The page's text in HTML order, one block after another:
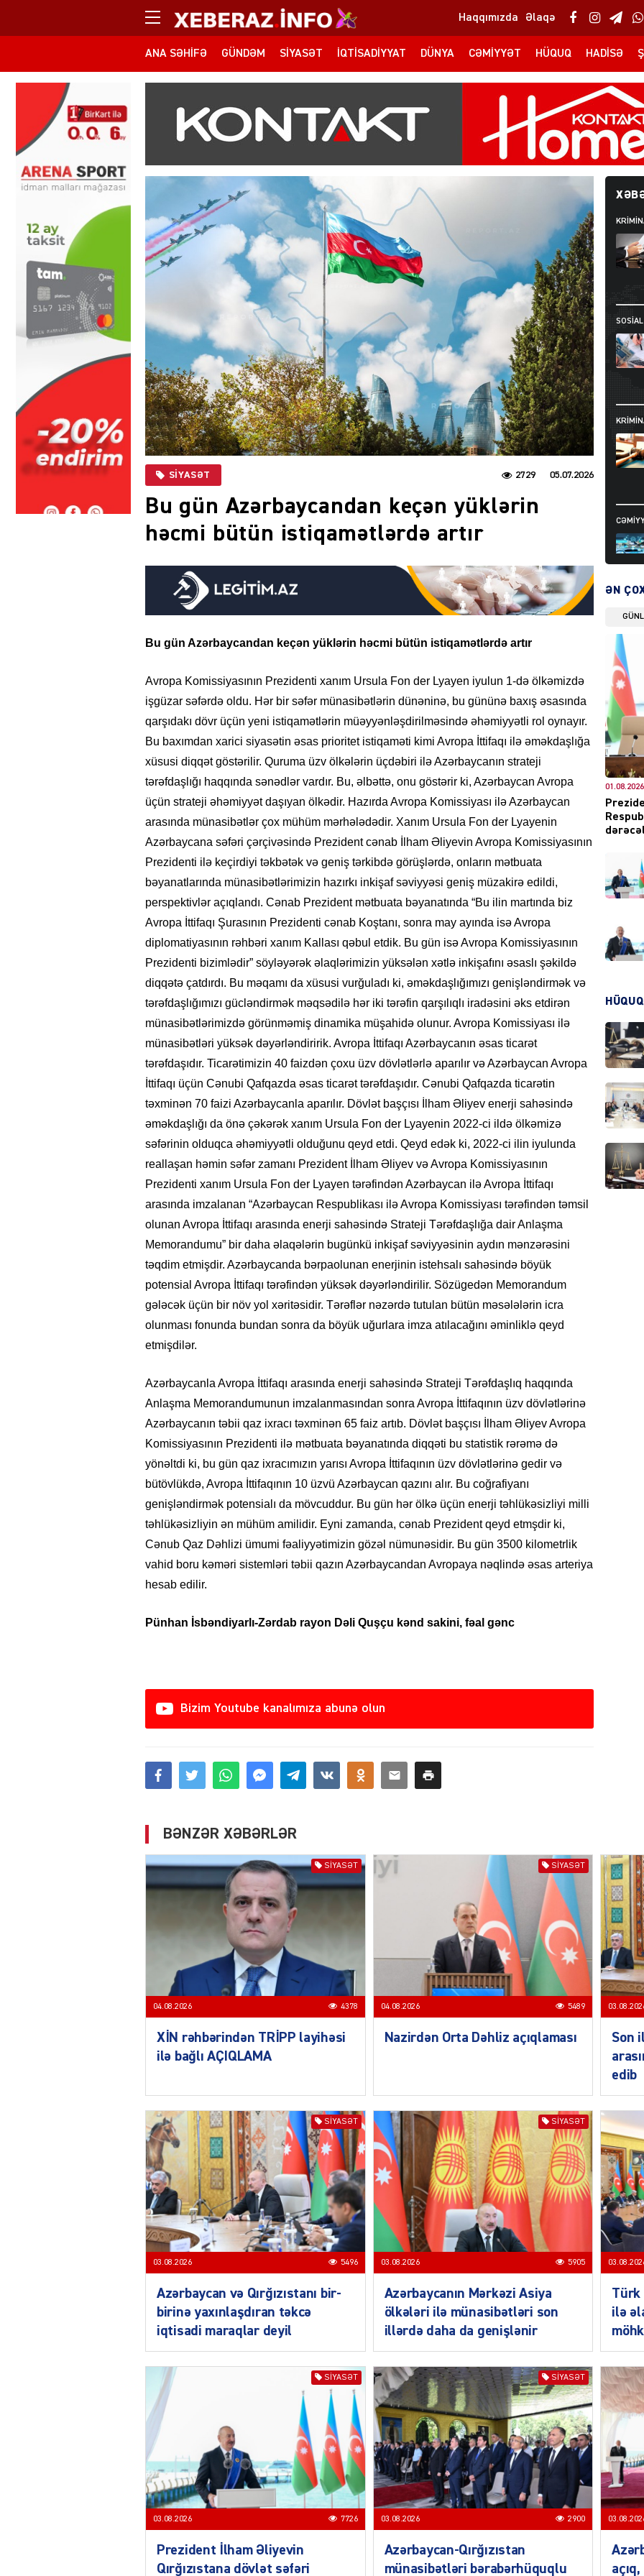
Haqqımızda Əlaqə
ANA SƏHIFƏ GÜNDƏM SIYASƏT İQTISADIYYAT DÜNYA CƏMIYYƏT HÜQUQ HADISƏ
SIYASƏT 05.07.2026
2729
Bu gün Azərbaycandan keçən yüklərin
həcmi bütün istiqamətlərdə artır
Bu gün Azərbaycandan keçən yüklərin həcmi bütün istiqamətlərdə artır
Avropa Komissiyasının Prezidenti xanım Ursula Fon der Lyayen iyulun 1-də ölkəmizdə
işgüzar səfərdə oldu. Hər bir səfər münasibətlərin dünəninə, bu gününə baxış əsasında
qarşıdakı dövr üçün yeni istiqamətlərin müəyyənləşdirilməsində əhəmiyyətli rol oynayır.
Bu baxımdan xarici siyasətin əsas prioritet istiqaməti kimi Avropa İttifaqı ilə əməkdaşlığa
xüsusi diqqət göstərilir. Quruma üzv ölkələrin üçdəbiri ilə Azərbaycanın strateji
tərəfdaşlığı haqqında sənədlər vardır. Bu, əlbəttə, onu göstərir ki, Azərbaycan Avropa
üçün strateji əhəmiyyət daşıyan ölkədir. Hazırda Avropa Komissiyası ilə Azərbaycan
arasında münasibətlər çox mühüm mərhələdədir. Xanım Ursula Fon der Lyayenin
Azərbaycana səfəri çərçivəsində Prezident cənab İlham Əliyevin Avropa Komissiyasının
Prezidenti ilə keçirdiyi təkbətək və geniş tərkibdə görüşlərdə, onların mətbuata
bəyanatlarında münasibətlərimizin hazırkı inkişaf səviyyəsi geniş müzakirə edildi,
perspektivlər açıqlandı. Cənab Prezident mətbuata bəyanatında “Bu ilin martında biz
Avropa İttifaqı Şurasının Prezidenti cənab Koştanı, sonra may ayında isə Avropa
diplomatiyasının rəhbəri xanım Kallası qəbul etdik. Bu gün isə Avropa Komissiyasının
Prezidenti bizimlədir” söyləyərək əlaqlərimizin yüksələn xətlə inkişafını əsaslı şəkildə
diqqətə çatdırdı. Bu məqamı da xüsusi vurğuladı ki, əməkdaşlığımızı genişləndirmək və
tərəfdaşlığımızı gücləndirmək məqsədilə hər iki tərəfin qarşılıqlı iradəsini əks etdirən
münasibətlərimizdə görünməmiş dinamika müşahidə olunur. Avropa Komissiyası ilə
münasibətləri yüksək dəyərləndiririk. Avropa İttifaqı Azərbaycanın əsas ticarət
tərəfdaşıdır. Ticarətimizin 40 faizdən çoxu üzv dövlətlərlə aparılır və Azərbaycan Avropa
İttifaqı üçün Cənubi Qafqazda əsas ticarət tərəfdaşıdır. Cənubi Qafqazda ticarətin
təxminən 70 faizi Azərbaycanla aparılır. Dövlət başçısı İlham Əliyev enerji sahəsində
əməkdaşlığı da önə çəkərək xanım Ursula Fon der Lyayenin 2022-ci ildə ölkəmizə
səfərinin olduqca əhəmiyyətli olduğunu qeyd etdi. Qeyd edək ki, 2022-ci ilin iyulunda
reallaşan həmin səfər zamanı Prezident İlham Əliyev və Avropa Komissiyasının
Prezidenti xanım Ursula Fon der Lyayen tərəfindən Azərbaycan ilə Avropa İttifaqı
arasında imzalanan “Azərbaycan Respublikası ilə Avropa Komissiyası tərəfindən təmsil
olunan Avropa İttifaqı arasında enerji sahəsində Strateji Tərəfdaşlığa dair Anlaşma
Memorandumu” bir daha əlaqələrin bugünkü inkişaf səviyyəsinin aydın mənzərəsini
təqdim etmişdir. Azərbaycanda bərpaolunan enerjinin istehsalı sahəsində böyük
potensial Avropa İttifaqı tərəfindən yüksək dəyərləndirilir. Sözügedən Memorandum
gələcək üçün bir növ yol xəritəsidir. Tərəflər nəzərdə tutulan bütün məsələlərin icra
olunması fonunda bundan sonra da böyük uğurlara imza atılacağını əminliklə qeyd
etmişdilər.
Azərbaycanla Avropa İttifaqı arasında enerji sahəsində Strateji Tərəfdaşlıq haqqında
Anlaşma Memorandumunun imzalanmasından sonra Avropa İttifaqının üzv dövlətlərinə
Azərbaycanın təbii qaz ixracı təxminən 65 faiz artıb. Dövlət başçısı İlham Əliyev Avropa
Komissiyasının Prezidenti ilə mətbuata bəyanatında diqqəti bu statistik rərəmə də
yönəltdi ki, bu gün qaz ixracımızın yarısı Avropa İttifaqının üzv dövlətlərinə gedir və
bütövlükdə, Avropa İttifaqının 10 üzvü Azərbaycan qazını alır. Bu coğrafiyanı
genişləndirmək potensialı da mövcuddur. Bu gün hər ölkə üçün enerji təhlükəsizliyi milli
təhlükəsizliyin ən mühüm amilidir. Eyni zamanda, cənab Prezident qeyd etmşdir ki,
Cənub Qaz Dəhlizi ümumi fəaliyyətimizin gözəl nümunəsidir. Bu gün 3500 kilometrlik
vahid boru kəməri sistemləri təbii qazın Azərbaycandan Avropaya nəqlində əsas arteriya
hesab edilir.
Pünhan İsbəndiyarlı-Zərdab rayon Dəli Quşçu kənd sakini, fəal gənc
Bizim Youtube kanalımıza abunə olun
SOSIAL
DÜNYA
ŞOU-
ƏN
01.08.2026
HÜQUQ
BƏNZƏR XƏBƏRLƏR
SIYASƏT
04.08.2026 4378
XİN rəhbərindən TRİPP layihəsi
ilə bağlı AÇIQLAMA
SIYASƏT
04.08.2026 5489
Nazirdən Orta Dəhliz açıqlaması
Son
edib
SIYASƏT
03.08.2026 5496
Azərbaycan və Qırğızıstanı bir-
birinə yaxınlaşdıran təkcə
iqtisadi maraqlar deyil
SIYASƏT
03.08.2026 5905
Azərbaycanın Mərkəzi Asiya
ölkələri ilə münasibətləri son
illərdə daha da genişlənir
Türk
ilə
SIYASƏT
03.08.2026 7726
Prezident İlham Əliyevin
Qırğızıstana dövlət səfəri
SIYASƏT
03.08.2026 2900
Azərbaycan-Qırğızıstan
münasibətləri bərabərhüquqlu